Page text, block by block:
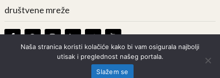
društvene mreže
Knjige OnlineCopyright © 2026.
Prava zadržana. Bilo kakvo kopiranje strogo zabranjeno.
Naša stranica koristi kolačiće kako bi vam osigurala najbolji
utisak i preglednost našeg portala.
Slažem se